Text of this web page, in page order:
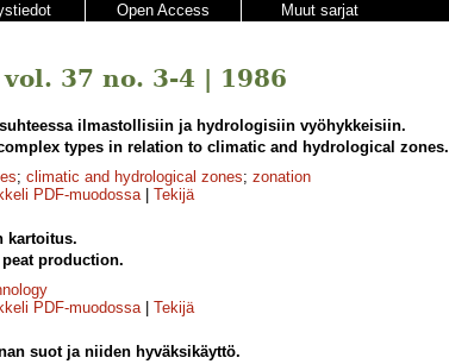
Open Access Muut sarjat
37 no. 3-4 | 1986
ilmastollisiin ja hydrologisiin vyöhykkeisiin.
types in relation to climatic and hydrological zones.
; climatic and hydrological zones; zonation
PDF-muodossa| Tekijä
kartoitus.
production.
PDF-muodossa| Tekijä
suot ja niiden hyväksikäyttö.